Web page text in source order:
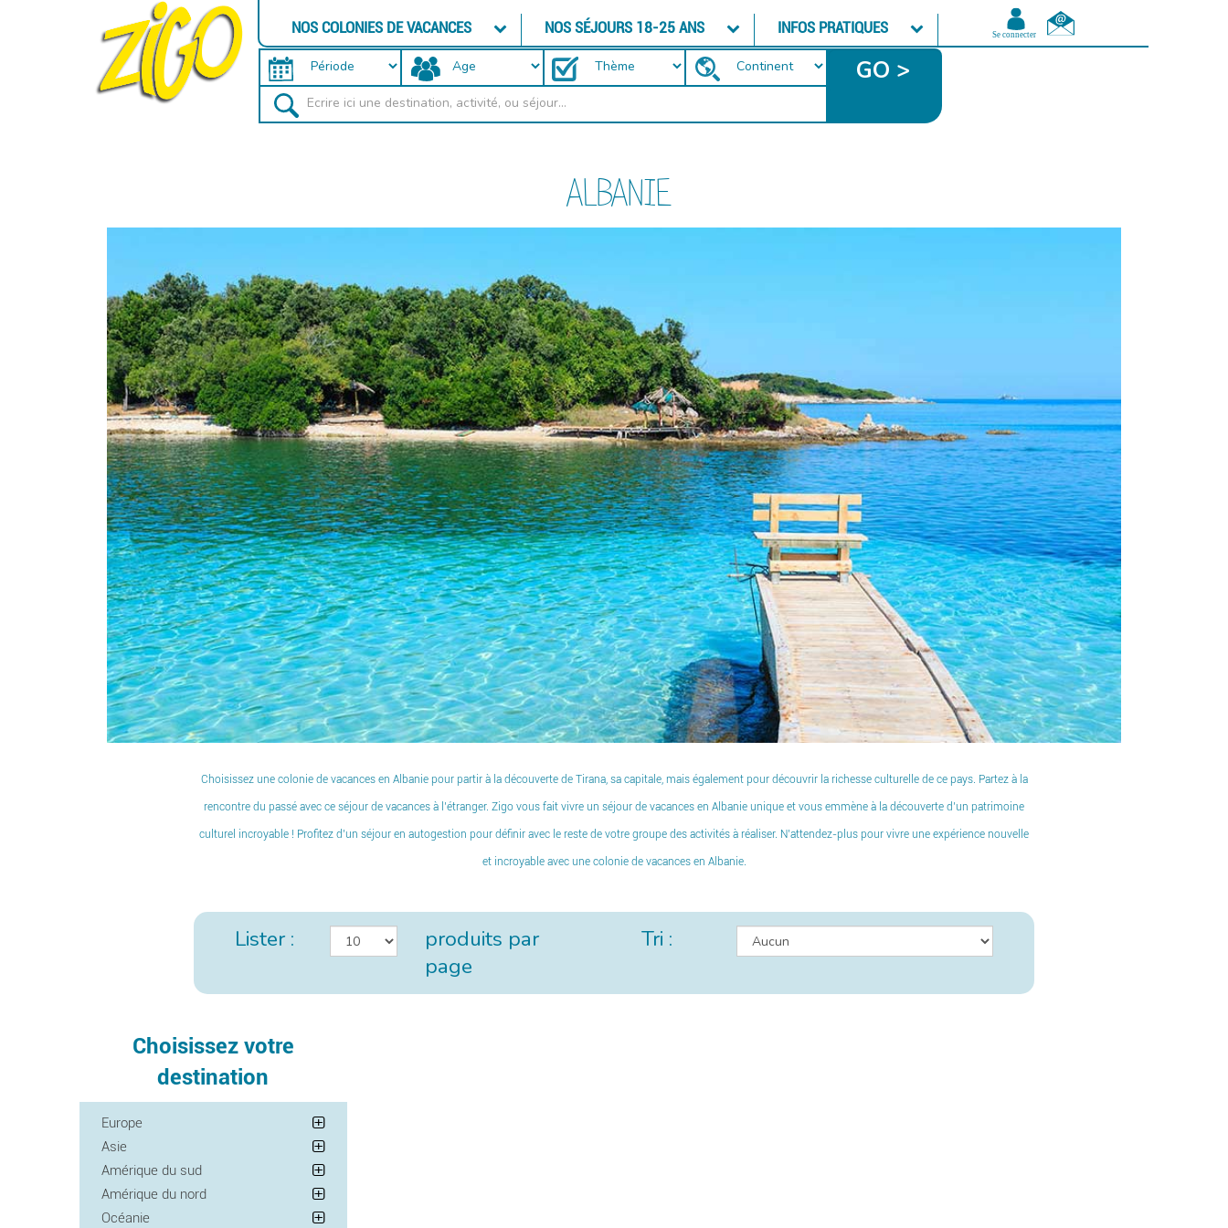
NOS COLONIES DE VACANCES NOS SÉJOURS 18-25 ANS INFOS PRATIQUES
GO >
ALBANIE
Choisissez une colonie de vacances en Albanie pour partir à la découverte de Tirana, sa capitale, mais également pour découvrir la richesse culturelle de ce pays. Partez à la
rencontre du passé avec ce séjour de vacances à l’étranger. Zigo vous fait vivre un séjour de vacances en Albanie unique et vous emmène à la découverte d’un patrimoine
culturel incroyable ! Profitez d’un séjour en autogestion pour définir avec le reste de votre groupe des activités à réaliser. N’attendez-plus pour vivre une expérience nouvelle
et incroyable avec une colonie de vacances en Albanie.
Lister :
produits par
page
Tri :
Choisissez votre
destination
Europe
Asie
Amérique du sud
Amérique du nord
Océanie